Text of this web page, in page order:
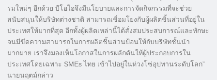
รมใหม่ๆ อีกด้วย บีโอไอจึงมีนโยบายและการจัดกิจกรรมที่จะช่วย
สนับสนุนให้บริษัทต่างชาติ สามารถเชื่อมโยงกับผู้ผลิตชิ้นส่วนที่อยู่ใน
ประเทศให้มากที่สุด อีกทั้งผู้ผลิตเหล่านี้ได้สั่งสมประสบการณ์และทักษะ
จนมีขีดความสามารถในการผลิตชิ้นส่วนป้อนให้กับบริษัทชั้นนำ
มากมาย เราจึงมองเห็นโอกาสในการผลักดันให้ผู้ประกอบการใน
ประเทศโดยเฉพาะ SMEs ไทย เข้าไปอยู่ในห่วงโซ่อุปทานระดับโลก”
นายนฤตม์กล่าว